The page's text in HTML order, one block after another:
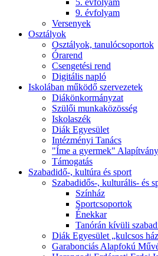
5. évfolyam
9. évfolyam
Versenyek
Osztályok
Osztályok, tanulócsoportok
Órarend
Csengetési rend
Digitális napló
Iskolában működő szervezetek
Diákönkormányzat
Szülői munkaközösség
Iskolaszék
Diák Egyesület
Intézményi Tanács
"Íme a gyermek" Alapítvány
Támogatás
Szabadidő-, kultúra és sport
Szabadidős-, kulturális- és
Színház
Sportcsoportok
Énekkar
Tanórán kívüli
Diák Egyesület „kulcsos
Garabonciás Alapfokú